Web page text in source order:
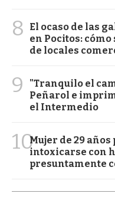
8
El ocaso de las
en Pocitos:
de locales
9
"Tranquilo el
Peñarol e
el Intermedio
10Mujer de 29
intoxicarse con
presuntamente